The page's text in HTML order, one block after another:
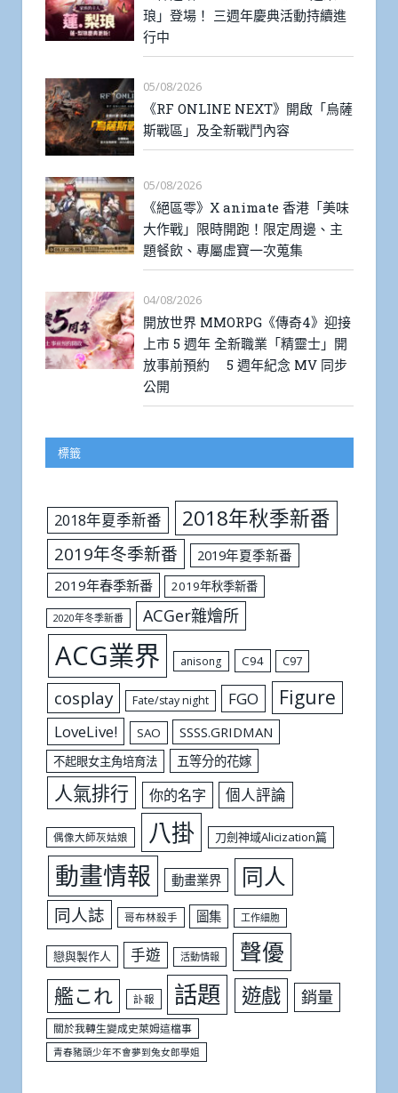
琅」登場！ 三週年慶典活動持續進
行中
05/08/2026
《RF ONLINE NEXT》開啟「烏薩
斯戰區」及全新戰鬥內容
05/08/2026
《絕區零》X animate 香港「美味
大作戰」限時開跑！限定周邊、主
題餐飲、專屬虛寶一次蒐集
04/08/2026
開放世界 MMORPG《傳奇4》迎接
上市 5 週年 全新職業「精靈士」開
放事前預約 5 週年紀念 MV 同步
公開
標籤
2018年夏季新番 2018年秋季新番
2019年冬季新番
2019年夏季新番
2019年春季新番
2019年秋季新番
2020年冬季新番 ACGer雜燴所
ACG業界 anisong C94 C97
cosplay Fate/stay night FGO Figure
LoveLive! SAO SSSS.GRIDMAN
不起眼女主角培育法 五等分的花嫁
人氣排行 你的名字 個人評論
偶像大師灰姑娘 八掛 刀劍神域Alicization篇
動畫情報 動畫業界 同人
同人誌 哥布林殺手 圖集 工作細胞
戀與製作人 手遊 活動情報 聲優
艦これ 訃報 話題 遊戲 銷量
關於我轉生變成史萊姆這檔事
青春豬頭少年不會夢到兔女郎學姐